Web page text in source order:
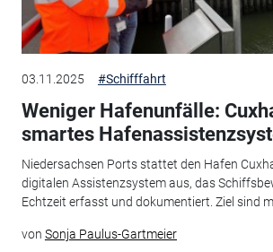
03.11.2025 #Schifffahrt
Weniger Hafenunfälle:
smartes
Niedersachsen Ports stattet den Hafen
digitalen Assistenzsystem aus, das
Echtzeit erfasst und dokumentiert. Ziel sind
von Sonja Paulus-Gartmeier